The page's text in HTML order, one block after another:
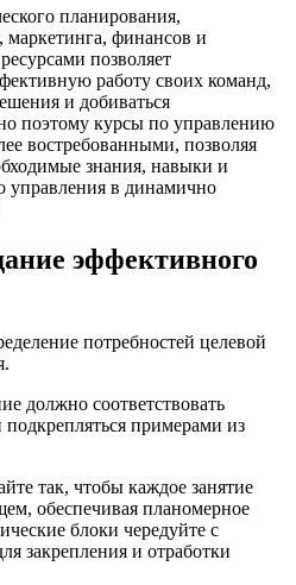
планирования,
маркетинга, финансов и
позволяет
работу своих команд,
и добиваться
поэтому курсы по управлению
востребованными, позволяя
знания, навыки и
управления в динамично
эффективного
потребностей целевой
должно соответствовать
примерами из
так, чтобы каждое занятие
обеспечивая планомерное
блоки чередуйте с
закрепления и отработки